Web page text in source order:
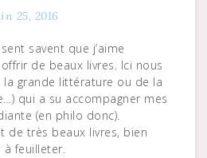
25, 2016
de beaux livres. Ici nous
grande littérature ou de la
qui a su accompagner mes
(en philo donc).
de très beaux livres, bien
à feuilleter.